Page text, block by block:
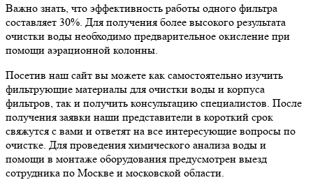
Важно знать, что эффективность работы одного фильтра
составляет 30%. Для получения более высокого результата
очистки воды необходимо предварительное окисление при
помощи аэрационной колонны.
Посетив наш сайт вы можете как самостоятельно изучить
фильтрующие материалы для очистки воды и корпуса
фильтров, так и получить консультацию специалистов. После
получения заявки наши представители в короткий срок
свяжутся с вами и ответят на все интересующие вопросы по
очистке. Для проведения химического анализа воды и
помощи в монтаже оборудования предусмотрен выезд
сотрудника по Москве и московской области.